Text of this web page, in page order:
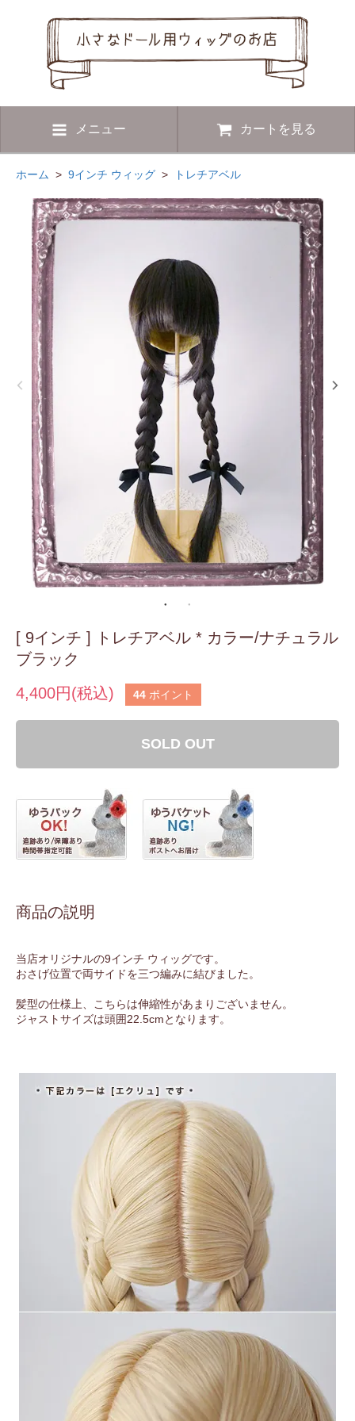
メニュー カートを見る
ホーム > 9インチ ウィッグ > トレチアベル
[ 9インチ ] トレチアベル * カラー/ナチュラル
ブラック
4,400円(税込)
44 ポイント
SOLD OUT
商品の説明
当店オリジナルの9インチ ウィッグです。
おさげ位置で両サイドを三つ編みに結びました。
髪型の仕様上、こちらは伸縮性があまりございません。
ジャストサイズは頭囲22.5cmとなります。